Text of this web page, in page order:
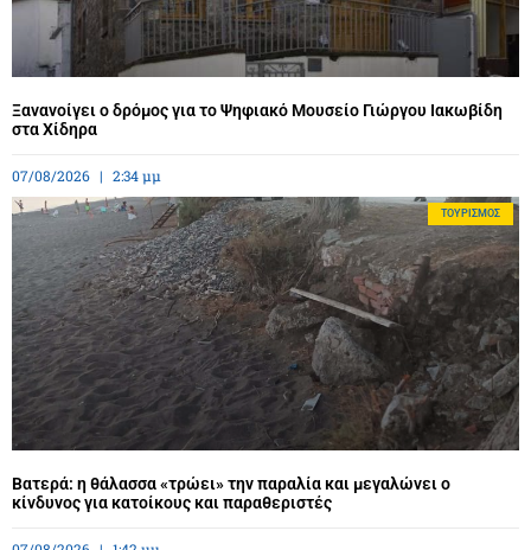
Ξανανοίγει ο δρόμος για το Ψηφιακό Μουσείο Γιώργου Ιακωβίδη
στα Χίδηρα
07/08/2026 2:34 μμ
ΤΟΥΡΙΣΜΌΣ
Βατερά: η θάλασσα «τρώει» την παραλία και μεγαλώνει ο
κίνδυνος για κατοίκους και παραθεριστές